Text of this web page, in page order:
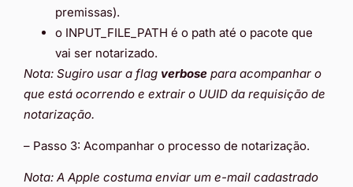
premissas).
o INPUT_FILE_PATH é o path até o pacote que
vai ser notarizado.
Nota: Sugiro usar a flag verbose para acompanhar o
que está ocorrendo e extrair o UUID da requisição de
notarização.
– Passo 3: Acompanhar o processo de notarização.
Nota: A Apple costuma enviar um e-mail cadastrado